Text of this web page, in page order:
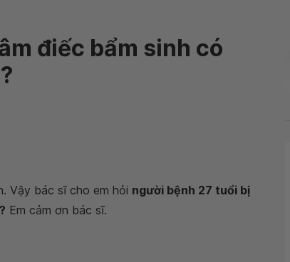
điếc bẩm sinh có
Vậy bác sĩ cho em hỏi người bệnh 27 tuổi bị
Em cảm ơn bác sĩ.